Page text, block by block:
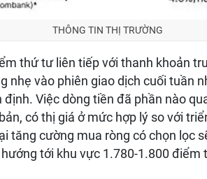
THÔNG TIN THỊ TRƯỜNG
thứ tư liên tiếp với thanh khoản
nhẹ vào phiên giao dịch cuối tuần
Việc dòng tiền đã phần nào
có thị giá ở mức hợp lý so với
tăng cường mua ròng có chọn lọc
tới khu vực 1.780-1.800 điểm